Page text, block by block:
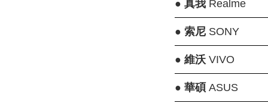
● 真我Realme
● 索尼SONY
● 維沃VIVO
● 華碩 ASUS